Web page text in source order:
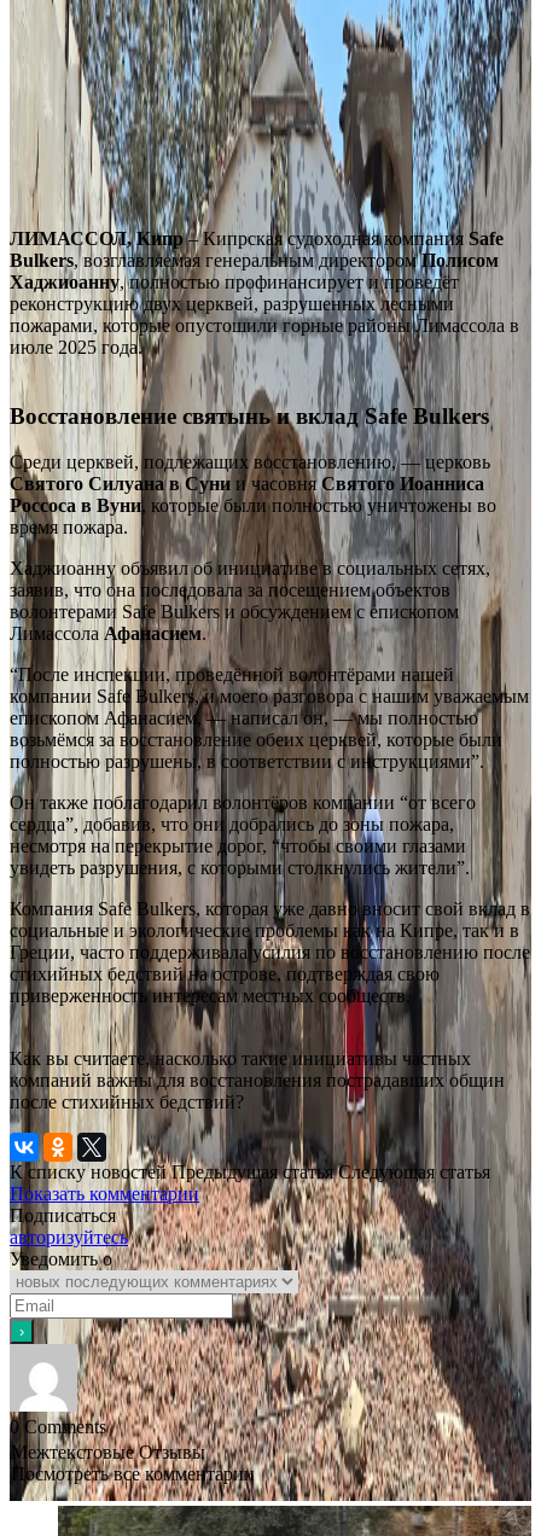
ЛИМАССОЛ, Кипр– Кипрская судоходная компания Safe
Bulkers, возглавляемая генеральным директоромПолисом
Хаджиоанну, полностью профинансирует и проведёт
реконструкцию двух церквей, разрушенных лесными
пожарами, которые опустошили горные районы Лимассола в
июле 2025 года.
Восстановление святынь и вклад Safe Bulkers
Среди церквей, подлежащих восстановлению, — церковь
Святого Силуана в Суни и часовняСвятого Иоанниса
Россоса в Вуни, которые были полностью уничтожены во
время пожара.
Хаджиоанну объявил об инициативе в социальных сетях,
заявив, что она последовала за посещением объектов
волонтерами Safe Bulkers и обсуждением с епископом
Лимассола Афанасием.
“После инспекции, проведённой волонтёрами нашей
компании Safe Bulkers, и моего разговора с нашим уважаемым
епископом Афанасием, — написал он, — мы полностью
возьмёмся за восстановление обеих церквей, которые были
полностью разрушены, в соответствии с инструкциями”.
Он также поблагодарил волонтёров компании “от всего
сердца”, добавив, что они добрались до зоны пожара,
несмотря на перекрытие дорог, “чтобы своими глазами
увидеть разрушения, с которыми столкнулись жители”.
Компания Safe Bulkers, которая уже давно вносит свой вклад в
социальные и экологические проблемы как на Кипре, так и в
Греции, часто поддерживала усилия по восстановлению после
стихийных бедствий на острове, подтверждая свою
приверженность интересам местных сообществ.
Как вы считаете, насколько такие инициативы частных
компаний важны для восстановления пострадавших общин
после стихийных бедствий?
К списку новостей Предыдущая статья Следующая статья
Показать комментарии
Подписаться
авторизуйтесь
Уведомить о
0 Comments
Межтекстовые Отзывы
Посмотреть все комментарии